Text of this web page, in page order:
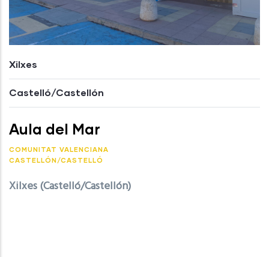
Xilxes
Castelló/Castellón
Aula del Mar
COMUNITAT VALENCIANA
CASTELLÓN/CASTELLÓ
Xilxes (Castelló/Castellón)